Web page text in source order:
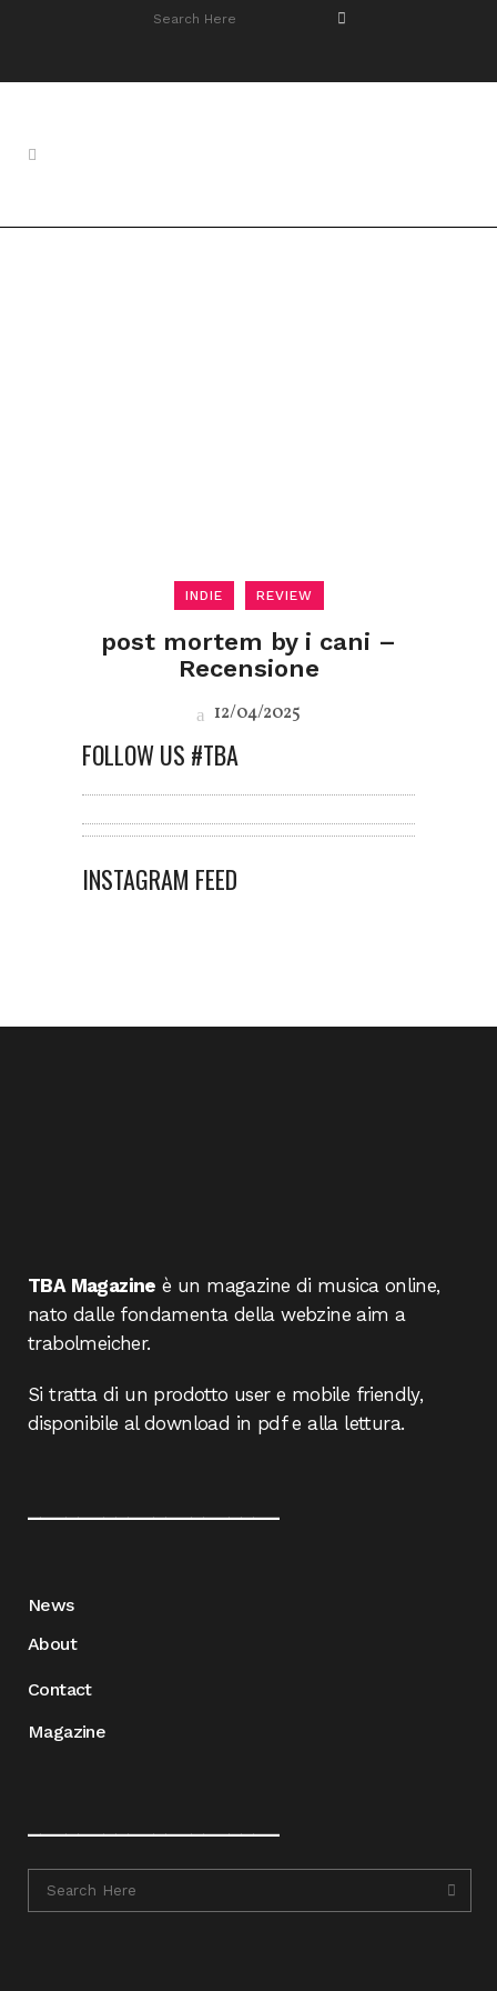
INDIE REVIEW
post mortem by i cani –
Recensione
12/04/2025
FOLLOW US #TBA
INSTAGRAM FEED
TBA Magazine è un magazine di musica online,
nato dalle fondamenta della webzine aim a
trabolmeicher.
Si tratta di un prodotto user e mobile friendly,
disponibile al download in pdf e alla lettura.
News
About
Contact
Magazine